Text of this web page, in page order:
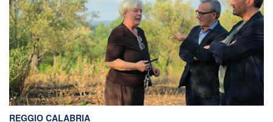
Direttore generale della Regione Calabria e Direttore
generale della ItalConsult Spa, […]
REGGIO CALABRIA